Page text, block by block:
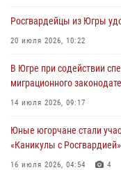
В Югре при силовой
06 августа 2026, 09:07
Урайский отдел
05 августа 2026, 12:01 3
Росгвардейцы из Югры
20 июля 2026, 10:22
В Югре при содействии
миграционного
14 июля 2026, 09:17
Юные югорчане стали
«Каникулы с Росгвардией»
16 июля 2026, 04:54 4